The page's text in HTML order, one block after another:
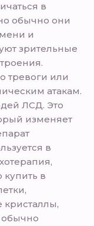
в
обычно они
и
зрительные
тревоги или
атакам.
ЛСД. Это
изменяет
в
в
обычно